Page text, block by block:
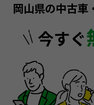
岡山県の中古車
今すぐ